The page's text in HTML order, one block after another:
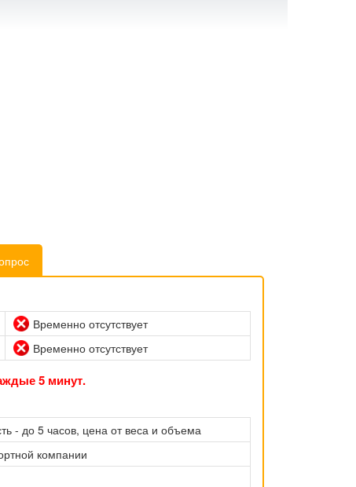
Временно отсутствует
Временно отсутствует
5 минут.
- до 5 часов, цена от веса и объема
компании